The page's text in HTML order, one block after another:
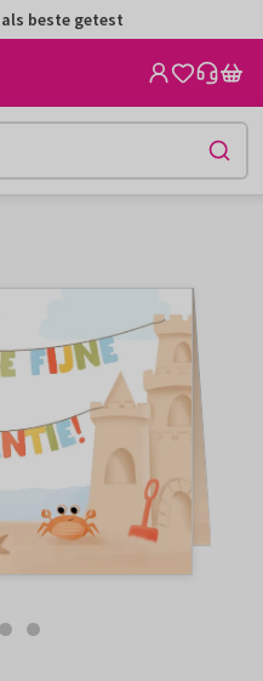
als beste getest